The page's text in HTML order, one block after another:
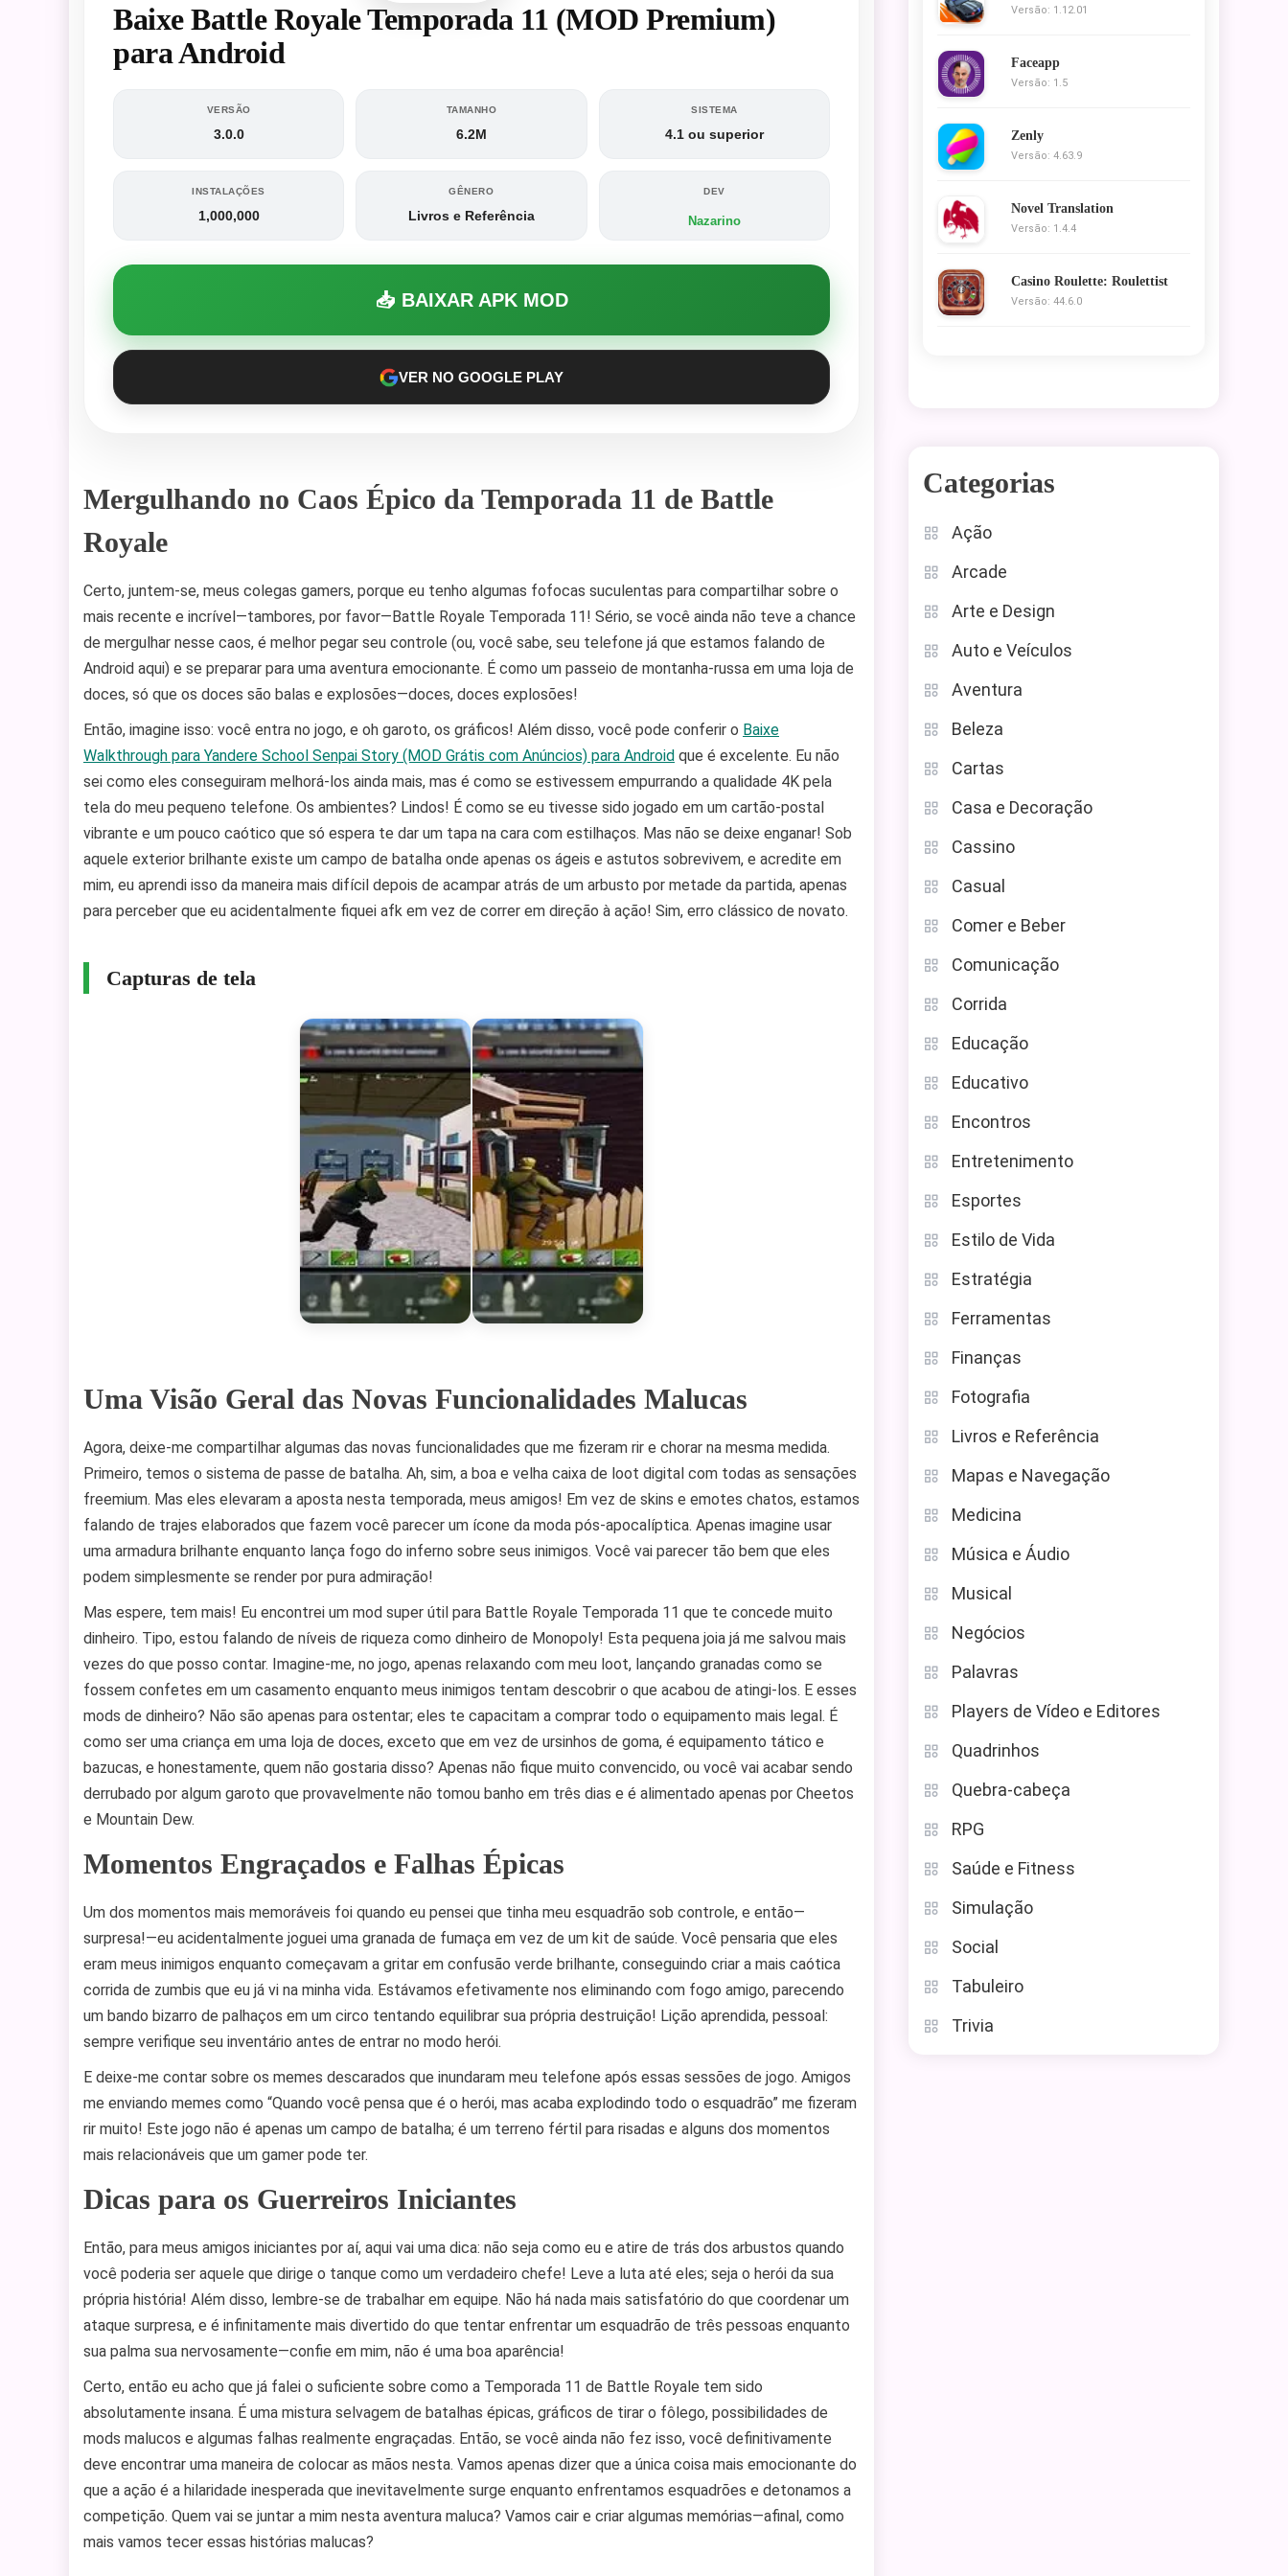
Baixe Battle Royale Temporada 11 (MOD Premium)
para Android
VERSÃO
3.0.0
TAMANHO
6.2M
SISTEMA
4.1 ou superior
INSTALAÇÕES
1,000,000
GÊNERO
Livros e Referência
DEV
Nazarino
📥 BAIXAR APK MOD
VER NO GOOGLE PLAY
Mergulhando no Caos Épico da Temporada 11 de Battle
Royale
Certo, juntem-se, meus colegas gamers, porque eu tenho algumas fofocas suculentas para compartilhar sobre o
mais recente e incrível—tambores, por favor—Battle Royale Temporada 11! Sério, se você ainda não teve a chance
de mergulhar nesse caos, é melhor pegar seu controle (ou, você sabe, seu telefone já que estamos falando de
Android aqui) e se preparar para uma aventura emocionante. É como um passeio de montanha-russa em uma loja de
doces, só que os doces são balas e explosões—doces, doces explosões!
Então, imagine isso: você entra no jogo, e oh garoto, os gráficos! Além disso, você pode conferir o Baixe
Walkthrough para Yandere School Senpai Story (MOD Grátis com Anúncios) para Android que é excelente. Eu não
sei como eles conseguiram melhorá-los ainda mais, mas é como se estivessem empurrando a qualidade 4K pela
tela do meu pequeno telefone. Os ambientes? Lindos! É como se eu tivesse sido jogado em um cartão-postal
vibrante e um pouco caótico que só espera te dar um tapa na cara com estilhaços. Mas não se deixe enganar! Sob
aquele exterior brilhante existe um campo de batalha onde apenas os ágeis e astutos sobrevivem, e acredite em
mim, eu aprendi isso da maneira mais difícil depois de acampar atrás de um arbusto por metade da partida, apenas
para perceber que eu acidentalmente fiquei afk em vez de correr em direção à ação! Sim, erro clássico de novato.
Capturas de tela
Uma Visão Geral das Novas Funcionalidades Malucas
Agora, deixe-me compartilhar algumas das novas funcionalidades que me fizeram rir e chorar na mesma medida.
Primeiro, temos o sistema de passe de batalha. Ah, sim, a boa e velha caixa de loot digital com todas as sensações
freemium. Mas eles elevaram a aposta nesta temporada, meus amigos! Em vez de skins e emotes chatos, estamos
falando de trajes elaborados que fazem você parecer um ícone da moda pós-apocalíptica. Apenas imagine usar
uma armadura brilhante enquanto lança fogo do inferno sobre seus inimigos. Você vai parecer tão bem que eles
podem simplesmente se render por pura admiração!
Mas espere, tem mais! Eu encontrei um mod super útil para Battle Royale Temporada 11 que te concede muito
dinheiro. Tipo, estou falando de níveis de riqueza como dinheiro de Monopoly! Esta pequena joia já me salvou mais
vezes do que posso contar. Imagine-me, no jogo, apenas relaxando com meu loot, lançando granadas como se
fossem confetes em um casamento enquanto meus inimigos tentam descobrir o que acabou de atingi-los. E esses
mods de dinheiro? Não são apenas para ostentar; eles te capacitam a comprar todo o equipamento mais legal. É
como ser uma criança em uma loja de doces, exceto que em vez de ursinhos de goma, é equipamento tático e
bazucas, e honestamente, quem não gostaria disso? Apenas não fique muito convencido, ou você vai acabar sendo
derrubado por algum garoto que provavelmente não tomou banho em três dias e é alimentado apenas por Cheetos
e Mountain Dew.
Momentos Engraçados e Falhas Épicas
Um dos momentos mais memoráveis foi quando eu pensei que tinha meu esquadrão sob controle, e então—
surpresa!—eu acidentalmente joguei uma granada de fumaça em vez de um kit de saúde. Você pensaria que eles
eram meus inimigos enquanto começavam a gritar em confusão verde brilhante, conseguindo criar a mais caótica
corrida de zumbis que eu já vi na minha vida. Estávamos efetivamente nos eliminando com fogo amigo, parecendo
um bando bizarro de palhaços em um circo tentando equilibrar sua própria destruição! Lição aprendida, pessoal:
sempre verifique seu inventário antes de entrar no modo herói.
E deixe-me contar sobre os memes descarados que inundaram meu telefone após essas sessões de jogo. Amigos
me enviando memes como “Quando você pensa que é o herói, mas acaba explodindo todo o esquadrão” me fizeram
rir muito! Este jogo não é apenas um campo de batalha; é um terreno fértil para risadas e alguns dos momentos
mais relacionáveis que um gamer pode ter.
Dicas para os Guerreiros Iniciantes
Então, para meus amigos iniciantes por aí, aqui vai uma dica: não seja como eu e atire de trás dos arbustos quando
você poderia ser aquele que dirige o tanque como um verdadeiro chefe! Leve a luta até eles; seja o herói da sua
própria história! Além disso, lembre-se de trabalhar em equipe. Não há nada mais satisfatório do que coordenar um
ataque surpresa, e é infinitamente mais divertido do que tentar enfrentar um esquadrão de três pessoas enquanto
sua palma sua nervosamente—confie em mim, não é uma boa aparência!
Certo, então eu acho que já falei o suficiente sobre como a Temporada 11 de Battle Royale tem sido
absolutamente insana. É uma mistura selvagem de batalhas épicas, gráficos de tirar o fôlego, possibilidades de
mods malucos e algumas falhas realmente engraçadas. Então, se você ainda não fez isso, você definitivamente
deve encontrar uma maneira de colocar as mãos nesta. Vamos apenas dizer que a única coisa mais emocionante do
que a ação é a hilaridade inesperada que inevitavelmente surge enquanto enfrentamos esquadrões e detonamos a
competição. Quem vai se juntar a mim nesta aventura maluca? Vamos cair e criar algumas memórias—afinal, como
mais vamos tecer essas histórias malucas?
Versão: 1.12.01
Faceapp
Versão: 1.5
Zenly
Versão: 4.63.9
Novel Translation
Versão: 1.4.4
Casino Roulette: Roulettist
Versão: 44.6.0
Categorias
Ação
Arcade
Arte e Design
Auto e Veículos
Aventura
Beleza
Cartas
Casa e Decoração
Cassino
Casual
Comer e Beber
Comunicação
Corrida
Educação
Educativo
Encontros
Entretenimento
Esportes
Estilo de Vida
Estratégia
Ferramentas
Finanças
Fotografia
Livros e Referência
Mapas e Navegação
Medicina
Música e Áudio
Musical
Negócios
Palavras
Players de Vídeo e Editores
Quadrinhos
Quebra-cabeça
RPG
Saúde e Fitness
Simulação
Social
Tabuleiro
Trivia